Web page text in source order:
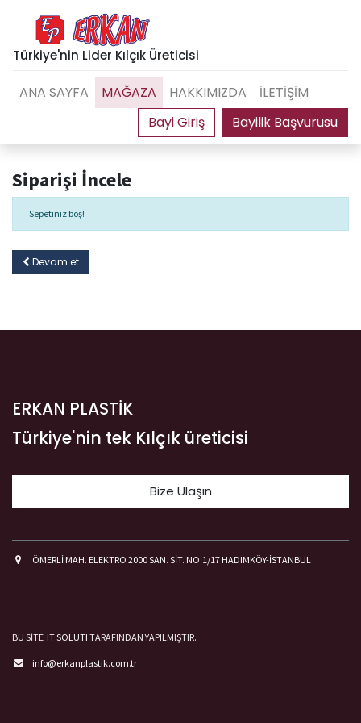
Türkiye'nin Lider Kılçık Üreticisi
Bayilik Başvurusu
ANA SAYFA MAĞAZA HAKKIMIZDA İLETİŞİM
Siparişi İncele
Sepetiniz boş!
Devam et
ERKAN PLASTİK
Türkiye'nin tek Kılçık üreticisi
Bize Ulaşın
ÖMERLİ MAH. ELEKTRO 2000 SAN. SİT. NO:1/17 HADIMKÖY-İSTANBUL
BU SİTE IT SOLUTI TARAFINDAN YAPILMIŞTIR.
info@erkanplastik.com.tr